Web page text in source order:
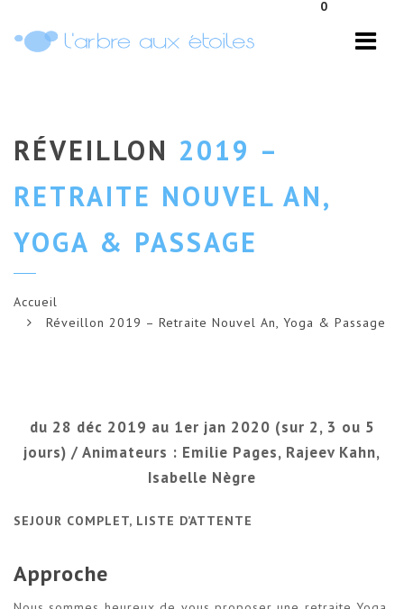
0
RÉVEILLON 2019 –
RETRAITE NOUVEL AN,
YOGA & PASSAGE
Accueil
Réveillon 2019 – Retraite Nouvel An, Yoga & Passage
du 28 déc 2019 au 1er jan 2020 (sur 2, 3 ou 5
jours) / Animateurs : Emilie Pages, Rajeev Kahn,
Isabelle Nègre
SEJOUR COMPLET, LISTE D’ATTENTE
Approche